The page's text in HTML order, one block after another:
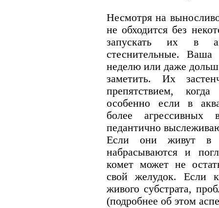
Несмотря на
не обходится без
запускать их в
стеснительные. Ваша
неделю или даже
заметить. Их
препятствием,
особенно если в
более агрессивных
педантично
Если они живут в
набрасываются и
комет может не
свой желудок. Если
живого субстрата,
(подробнее об этом